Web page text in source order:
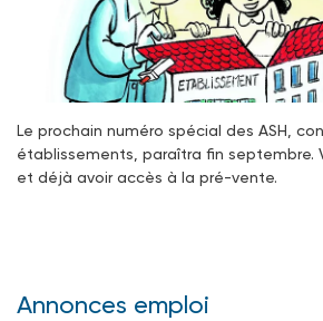
Le prochain numéro spécial des ASH,
établissements, paraîtra fin septembre.
et déjà avoir accès à la pré-vente.
Annonces emploi